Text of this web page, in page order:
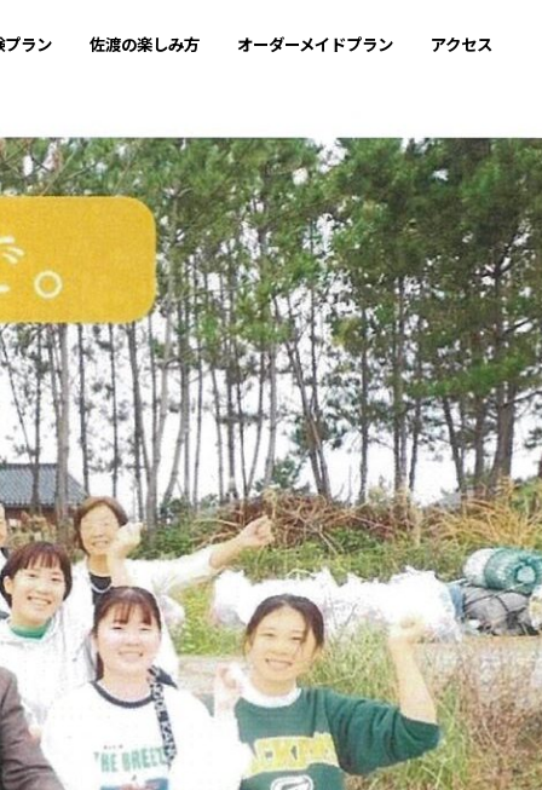
プラン 佐渡の楽しみ方 オーダーメイドプラン アクセス